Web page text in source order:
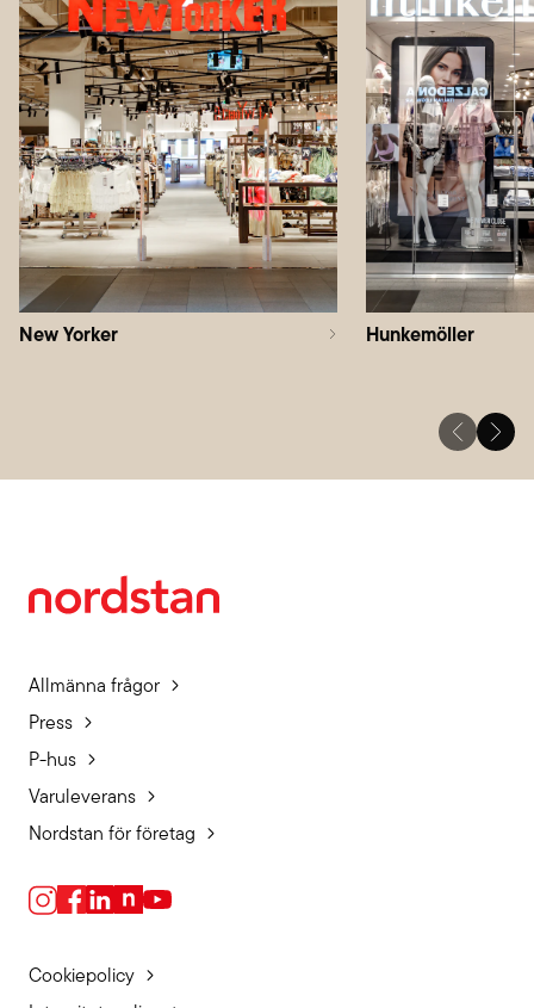
New Yorker Hunkemöller
Allmänna frågor
Press
P-hus
Varuleverans
Nordstan för företag
Cookiepolicy